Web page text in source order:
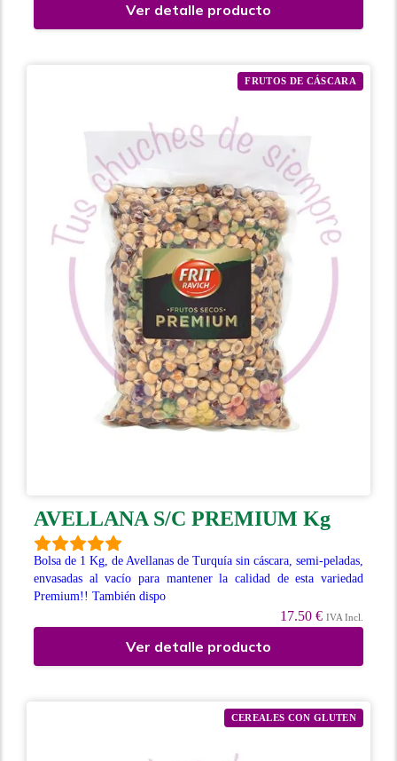
Ver detalle producto
FRUTOS DE CÁSCARA
AVELLANA S/C PREMIUM Kg
Bolsa de 1 Kg, de Avellanas de Turquía sin cáscara, semi-peladas,
envasadas al vacío para mantener la calidad de esta variedad
Premium!! También dispo
17.50 € IVA Incl.
Ver detalle producto
CEREALES CON GLUTEN